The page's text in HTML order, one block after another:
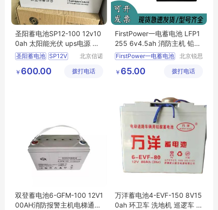
圣阳蓄电池SP12-100 12v10
0ah 太阳能光伏 ups电源 正
品
圣阳蓄电池 SP12V
太阳能光伏
北京信诺
有限公司
￥ 600.00 拨打电话
FirstPower一电蓄电池 LFP1
255 6v4.5ah 消防主机 铅酸
免维护 原装正品
FirstPower一电蓄电池
消防主机 铅酸免维护
北京锐思
技有限公
￥ 65.00 拨打电话
双登蓄电池6-GFM-100 12V1
00AH消防报警主机电梯通讯
万洋蓄电池4-EVF-150 8V15
0ah 环卫车 洗地机 巡逻车 叉